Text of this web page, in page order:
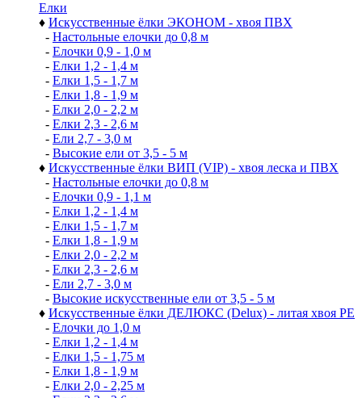
Елки
♦ Искусственные ёлки ЭКОНОМ - хвоя ПВХ
- Настольные елочки до 0,8 м
- Елочки 0,9 - 1,0 м
- Елки 1,2 - 1,4 м
- Елки 1,5 - 1,7 м
- Елки 1,8 - 1,9 м
- Елки 2,0 - 2,2 м
- Елки 2,3 - 2,6 м
- Ели 2,7 - 3,0 м
- Высокие ели от 3,5 - 5 м
♦ Искусственные ёлки ВИП (VIP) - хвоя леска и ПВХ
- Настольные елочки до 0,8 м
- Елочки 0,9 - 1,1 м
- Елки 1,2 - 1,4 м
- Елки 1,5 - 1,7 м
- Елки 1,8 - 1,9 м
- Елки 2,0 - 2,2 м
- Елки 2,3 - 2,6 м
- Ели 2,7 - 3,0 м
- Высокие искусственные ели от 3,5 - 5 м
♦ Искусственные ёлки ДЕЛЮКС (Delux) - литая хвоя РЕ
- Елочки до 1,0 м
- Елки 1,2 - 1,4 м
- Елки 1,5 - 1,75 м
- Елки 1,8 - 1,9 м
- Елки 2,0 - 2,25 м